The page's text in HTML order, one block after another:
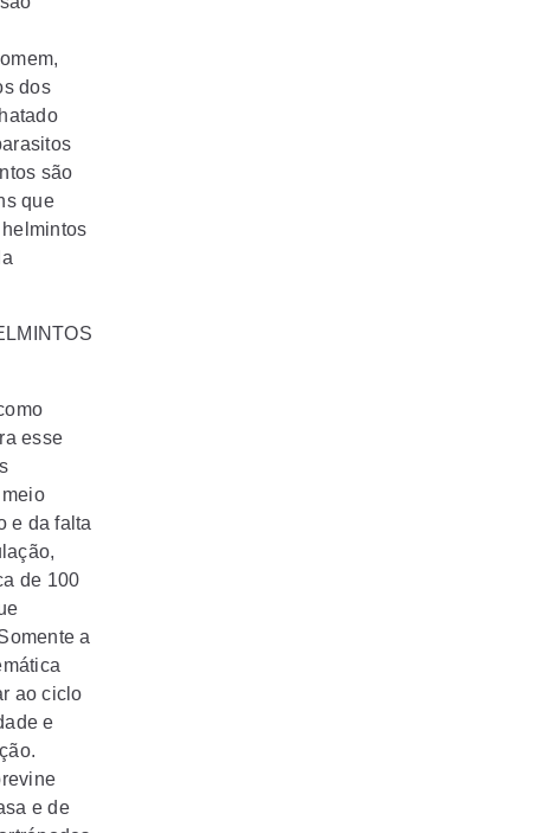
dos
são
que
esse
e da falta
de 100
a
ao ciclo
e
e de